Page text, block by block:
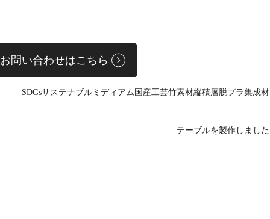
お問い合わせはこちら
SDGsサステナブル ミディアム 国産工芸竹素材縦積層脱プラ集成材
テーブルを製作しました